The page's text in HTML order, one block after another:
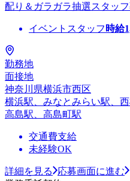
配り＆ガラガラ抽選スタッ
イベントスタッフ 時給
勤務地
面接地
神奈川県横浜市西区
横浜駅、みなとみらい駅、
高島駅、高島町駅
交通費支給
未経験OK
詳細を見る
応募画面に進む